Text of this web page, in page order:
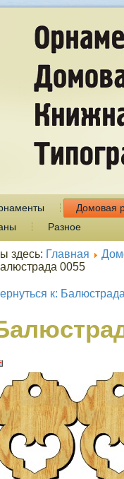
Домовая
Разное
здесь: Главная
0055
к: